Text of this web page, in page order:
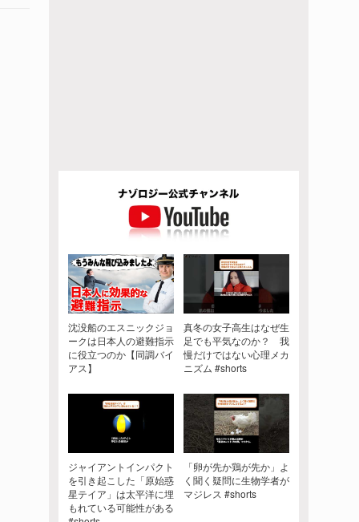
沈没船のエスニックジョ
ークは日本人の避難指示
に役立つのか【同調バイ
アス】
真冬の女子高生はなぜ生
足でも平気なのか？ 我
慢だけではない心理メカ
ニズム #shorts
ジャイアントインパクト
を引き起こした「原始惑
星テイア」は太平洋に埋
もれている可能性がある
「卵が先か鶏が先か」よ
く聞く疑問に生物学者が
マジレス #shorts